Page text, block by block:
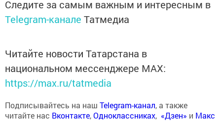
Следите за самым важным и интересным в
Telegram-канале Татмедиа
Читайте новости Татарстана в
национальном мессенджере MАХ:
https://max.ru/tatmedia
Подписывайтесь на наш Telegram-канал, а также
читайте нас Вконтакте,Одноклассниках, «Дзен» и Макс